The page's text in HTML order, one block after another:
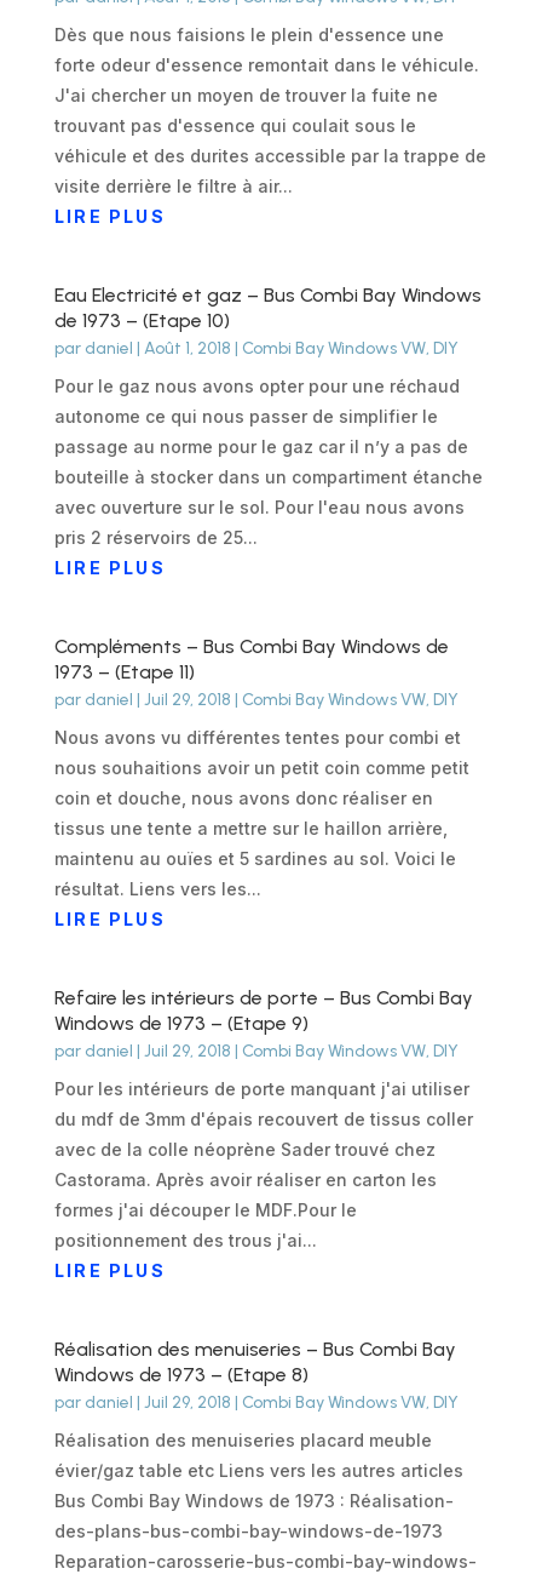
Dès que nous faisions le plein d'essence une
forte odeur d'essence remontait dans le véhicule.
J'ai chercher un moyen de trouver la fuite ne
trouvant pas d'essence qui coulait sous le
véhicule et des durites accessible par la trappe de
visite derrière le filtre à air...
LIRE PLUS
Eau Electricité et gaz – Bus Combi Bay Windows
de 1973 – (Etape 10)
par daniel | Août 1, 2018 | Combi Bay Windows VW, DIY
Pour le gaz nous avons opter pour une réchaud
autonome ce qui nous passer de simplifier le
passage au norme pour le gaz car il n’y a pas de
bouteille à stocker dans un compartiment étanche
avec ouverture sur le sol. Pour l'eau nous avons
pris 2 réservoirs de 25...
LIRE PLUS
Compléments – Bus Combi Bay Windows de
1973 – (Etape 11)
par daniel | Juil 29, 2018 | Combi Bay Windows VW, DIY
Nous avons vu différentes tentes pour combi et
nous souhaitions avoir un petit coin comme petit
coin et douche, nous avons donc réaliser en
tissus une tente a mettre sur le haillon arrière,
maintenu au ouïes et 5 sardines au sol. Voici le
résultat. Liens vers les...
LIRE PLUS
Refaire les intérieurs de porte – Bus Combi Bay
Windows de 1973 – (Etape 9)
par daniel | Juil 29, 2018 | Combi Bay Windows VW, DIY
Pour les intérieurs de porte manquant j'ai utiliser
du mdf de 3mm d'épais recouvert de tissus coller
avec de la colle néoprène Sader trouvé chez
Castorama. Après avoir réaliser en carton les
formes j'ai découper le MDF.Pour le
positionnement des trous j'ai...
LIRE PLUS
Réalisation des menuiseries – Bus Combi Bay
Windows de 1973 – (Etape 8)
par daniel | Juil 29, 2018 | Combi Bay Windows VW, DIY
Réalisation des menuiseries placard meuble
évier/gaz table etc Liens vers les autres articles
Bus Combi Bay Windows de 1973 : Réalisation-
des-plans-bus-combi-bay-windows-de-1973
Reparation-carosserie-bus-combi-bay-windows-